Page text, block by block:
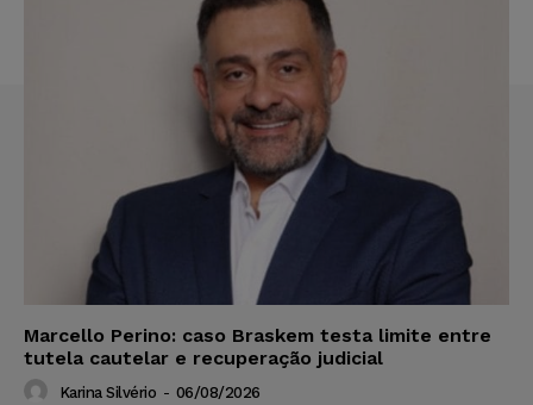
Marcello Perino: caso Braskem testa limite entre
tutela cautelar e recuperação judicial
Karina Silvério - 06/08/2026